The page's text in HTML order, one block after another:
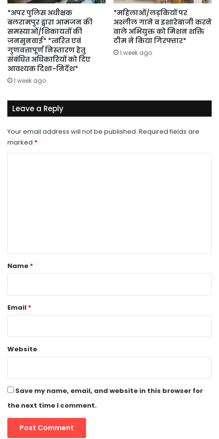
*अपर पुलिस अधीक्षक
बलरामपुर द्वारा आमजन की
समस्याओं/शिकायतों की
जनसुनवाई* *त्वरित एवं
गुणवत्तापूर्ण निस्तारण हेतु
संबंधित अधिकारियों को दिए
आवश्यक दिशा-निर्देश*
1 week ago
*महिलाओं/लड़कियों पर
अश्लील गाने व इशारेबाजी करने
वाले अभियुक्त को मिशन शक्ति
टीम ने किया गिरफ्तार*
1 week ago
Leave a Reply
Your email address will not be published. Required fields are
marked *
*
Name *
Email *
Website
Save my name, email, and website in this browser for
the next time I comment.